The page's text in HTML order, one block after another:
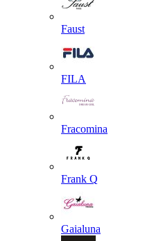
Faust
FILA
Fracomina
Frank Q
Gaialuna